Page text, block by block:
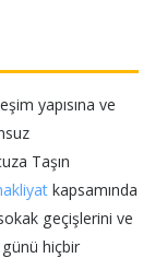
yapısına ve
Taşın
kapsamında
geçişlerini ve
hiçbir